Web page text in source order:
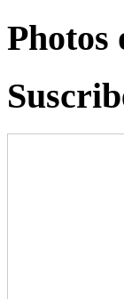
Photos